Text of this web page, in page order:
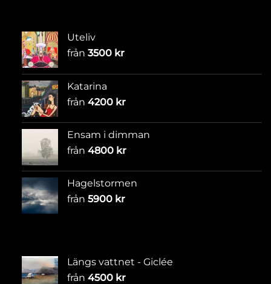
Uteliv
från 3500 kr
Katarina
från 4200 kr
Ensam i dimman
från 4800 kr
Hagelstormen
från 5900 kr
Längs vattnet - Giclée
från 4500 kr